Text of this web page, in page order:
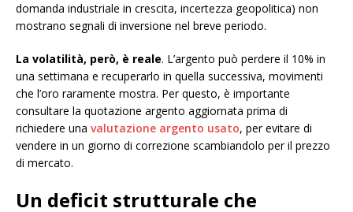
domanda industriale in crescita, incertezza geopolitica) non
mostrano segnali di inversione nel breve periodo.
La volatilità, però, è reale. L’argento può perdere il 10% in
una settimana e recuperarlo in quella successiva, movimenti
che l’oro raramente mostra. Per questo, è importante
consultare la quotazione argento aggiornata prima di
richiedere una valutazione argento usato, per evitare di
vendere in un giorno di correzione scambiandolo per il prezzo
di mercato.
Un deficit strutturale che